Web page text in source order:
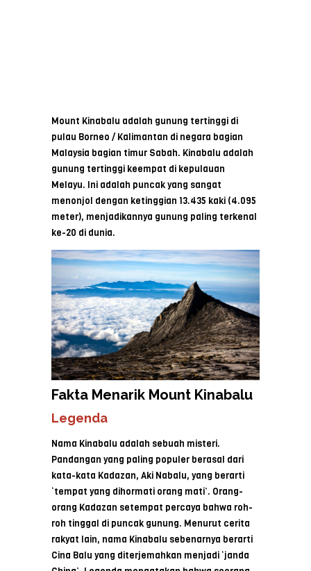
Mount Kinabalu adalah gunung tertinggi di
pulau Borneo / Kalimantan di negara bagian
Malaysia bagian timur Sabah. Kinabalu adalah
gunung tertinggi keempat di kepulauan
Melayu. Ini adalah puncak yang sangat
menonjol dengan ketinggian 13.435 kaki (4.095
meter), menjadikannya gunung paling terkenal
ke-20 di dunia.
Fakta Menarik Mount Kinabalu
Legenda
Nama Kinabalu adalah sebuah misteri.
Pandangan yang paling populer berasal dari
kata-kata Kadazan, Aki Nabalu, yang berarti
‘tempat yang dihormati orang mati’. Orang-
orang Kadazan setempat percaya bahwa roh-
roh tinggal di puncak gunung. Menurut cerita
rakyat lain, nama Kinabalu sebenarnya berarti
Cina Balu yang diterjemahkan menjadi ‘janda